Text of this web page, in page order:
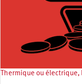
Thermique ou